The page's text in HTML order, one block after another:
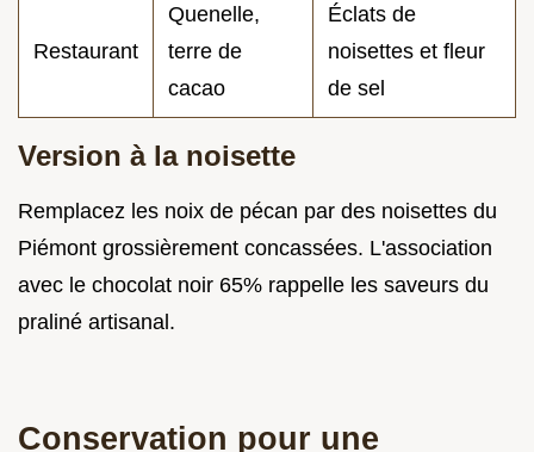
Restaurant
Quenelle,
terre de
cacao
Éclats de
noisettes et fleur
de sel
Version à la noisette
Remplacez les noix de pécan par des noisettes du
Piémont grossièrement concassées. L'association
avec le chocolat noir 65% rappelle les saveurs du
praliné artisanal.
Conservation pour une